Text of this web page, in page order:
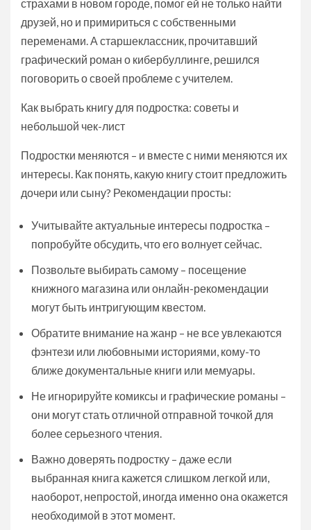
страхами в новом городе, помог ей не только найти
друзей, но и примириться с собственными
переменами. А старшеклассник, прочитавший
графический роман о кибербуллинге, решился
поговорить о своей проблеме с учителем.
Как выбрать книгу для подростка: советы и
небольшой чек-лист
Подростки меняются – и вместе с ними меняются их
интересы. Как понять, какую книгу стоит предложить
дочери или сыну? Рекомендации просты:
Учитывайте актуальные интересы подростка –
попробуйте обсудить, что его волнует сейчас.
Позвольте выбирать самому – посещение
книжного магазина или онлайн-рекомендации
могут быть интригующим квестом.
Обратите внимание на жанр – не все увлекаются
фэнтези или любовными историями, кому-то
ближе документальные книги или мемуары.
Не игнорируйте комиксы и графические романы –
они могут стать отличной отправной точкой для
более серьезного чтения.
Важно доверять подростку – даже если
выбранная книга кажется слишком легкой или,
наоборот, непростой, иногда именно она окажется
необходимой в этот момент.